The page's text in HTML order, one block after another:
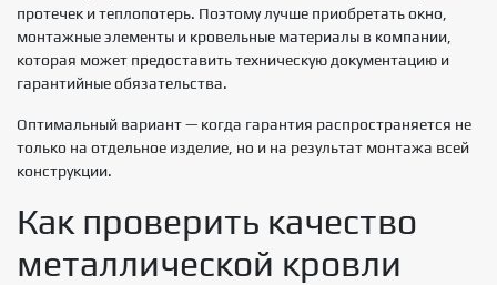
протечек и теплопотерь. Поэтому лучше приобретать окно,
монтажные элементы и кровельные материалы в компании,
которая может предоставить техническую документацию и
гарантийные обязательства.
Оптимальный вариант — когда гарантия распространяется не
только на отдельное изделие, но и на результат монтажа всей
конструкции.
Как проверить качество
металлической кровли